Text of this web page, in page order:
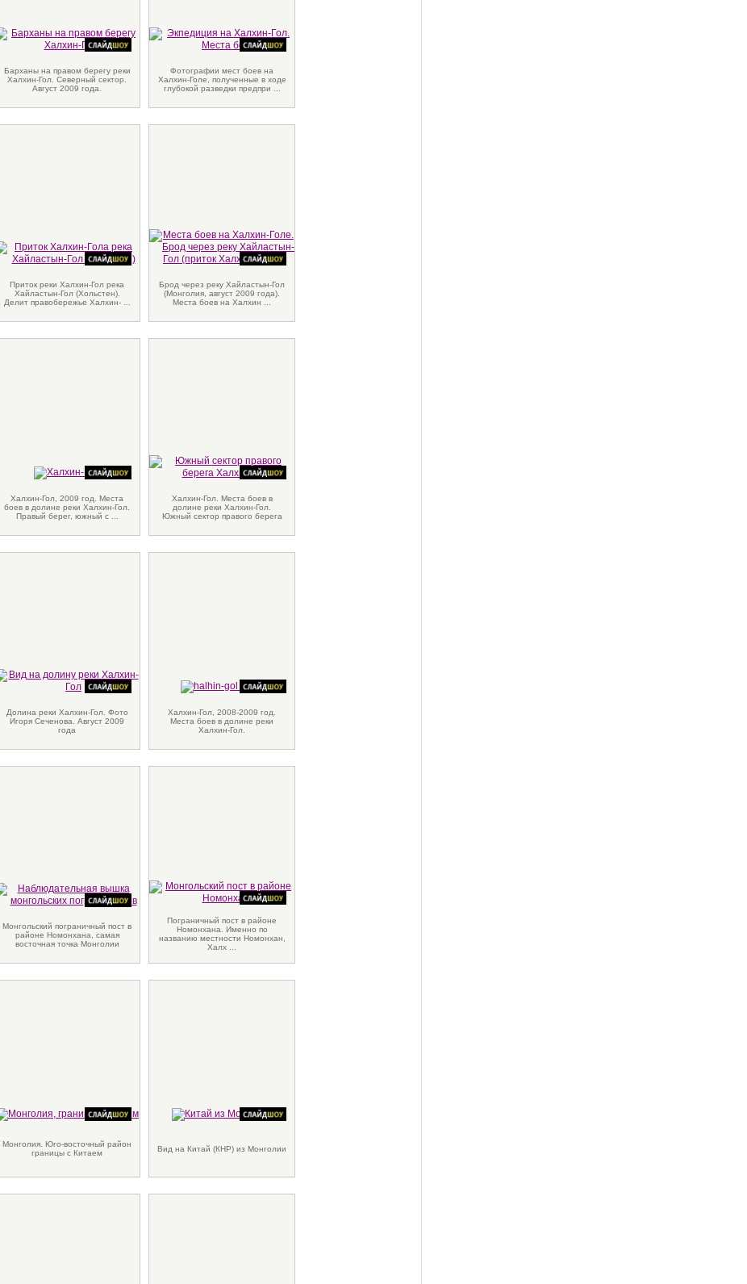
Барханы на правом берегу реки
Халхин-Гол. Северный сектор.
Август 2009 года.
Фотографии мест боев на
Халхин-Голе, полученные в ходе
глубокой разведки предпри ...
Приток реки Халхин-Гол река
Хайластын-Гол (Хольстен).
Делит правобережье Халхин- ...
Брод через реку Хайластын-Гол
(Монголия, август 2009 года).
Места боев на Халхин ...
Халхин-Гол, 2009 год. Места
боев в долине реки Халхин-Гол.
Правый берег, южный с ...
Халхин-Гол. Места боев в
долине реки Халхин-Гол.
Южный сектор правого берега
Долина реки Халхин-Гол. Фото
Игоря Сеченова. Август 2009
года
Халхин-Гол, 2008-2009 год.
Места боев в долине реки
Халхин-Гол.
Монгольский пограничный пост в
районе Номонхана, самая
восточная точка Монголии
Пограничный пост в районе
Номонхана. Именно по
названию местности Номонхан,
Халх ...
Монголия. Юго-восточный район
границы с Китаем
Вид на Китай (КНР) из Монголии